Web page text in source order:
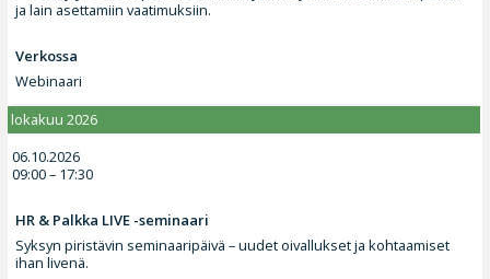
ja lain asettamiin vaatimuksiin.
Verkossa
Webinaari
lokakuu 2026
06.10.2026
09:00 – 17:30
HR & Palkka LIVE -seminaari
Syksyn piristävin seminaaripäivä – uudet oivallukset ja kohtaamiset
ihan livenä.